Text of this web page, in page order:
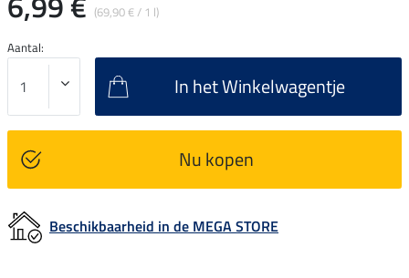
(69,90 € / 1 l)
Aantal:
In het Winkelwagentje
Nu kopen
Beschikbaarheid in de MEGA STORE